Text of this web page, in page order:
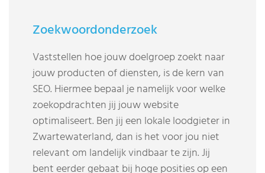
Zoekwoordonderzoek
Vaststellen hoe jouw doelgroep zoekt naar
jouw producten of diensten, is de kern van
SEO. Hiermee bepaal je namelijk voor welke
zoekopdrachten jij jouw website
optimaliseert. Ben jij een lokale loodgieter in
Zwartewaterland, dan is het voor jou niet
relevant om landelijk vindbaar te zijn. Jij
bent eerder gebaat bij hoge posities op een